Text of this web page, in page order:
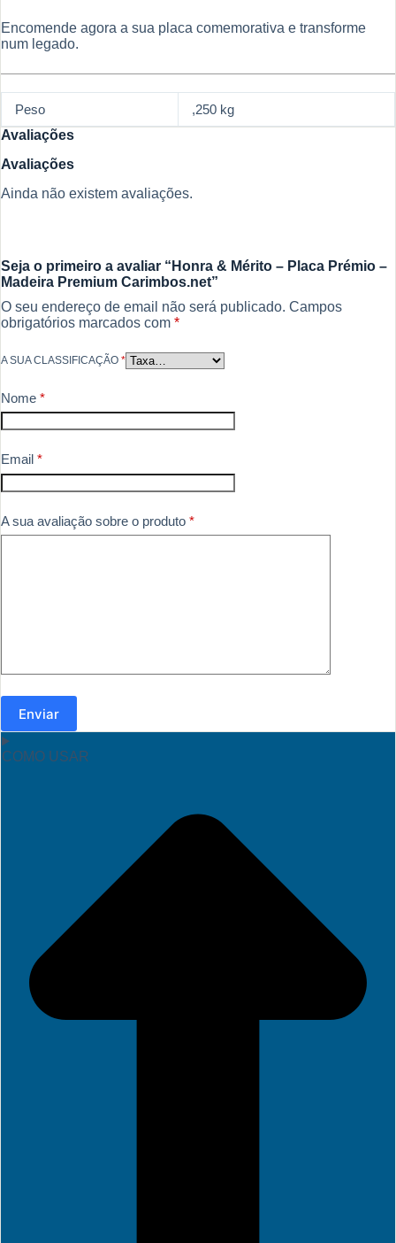
Encomende agora a sua placa comemorativa e transforme
num legado.
Peso
,250 kg
Avaliações
Avaliações
Ainda não existem avaliações.
Seja o primeiro a avaliar “Honra & Mérito – Placa Prémio –
Madeira Premium Carimbos.net”
O seu endereço de email não será publicado. Campos
obrigatórios marcados com *
A SUA CLASSIFICAÇÃO *
Nome *
Email *
A sua avaliação sobre o produto *
Enviar
COMO USAR